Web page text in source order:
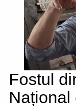
Fostul
Național